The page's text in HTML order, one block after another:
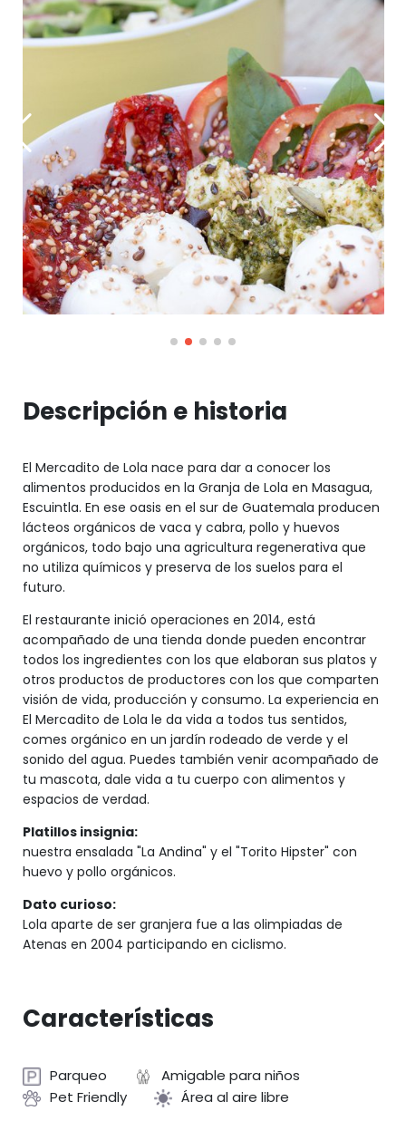
Descripción e historia
El Mercadito de Lola nace para dar a conocer los
alimentos producidos en la Granja de Lola en Masagua,
Escuintla. En ese oasis en el sur de Guatemala producen
lácteos orgánicos de vaca y cabra, pollo y huevos
orgánicos, todo bajo una agricultura regenerativa que
no utiliza químicos y preserva de los suelos para el
futuro.
El restaurante inició operaciones en 2014, está
acompañado de una tienda donde pueden encontrar
todos los ingredientes con los que elaboran sus platos y
otros productos de productores con los que comparten
visión de vida, producción y consumo. La experiencia en
El Mercadito de Lola le da vida a todos tus sentidos,
comes orgánico en un jardín rodeado de verde y el
sonido del agua. Puedes también venir acompañado de
tu mascota, dale vida a tu cuerpo con alimentos y
espacios de verdad.
Platillos insignia:
nuestra ensalada "La Andina" y el "Torito Hipster" con
huevo y pollo orgánicos.
Dato curioso:
Lola aparte de ser granjera fue a las olimpiadas de
Atenas en 2004 participando en ciclismo.
Características
Parqueo
Amigable para niños
Pet Friendly
Área al aire libre